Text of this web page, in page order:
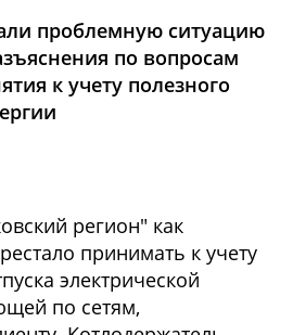
проблемную ситуацию
по вопросам
к учету полезного
регион" как
принимать к учету
электрической
по сетям,